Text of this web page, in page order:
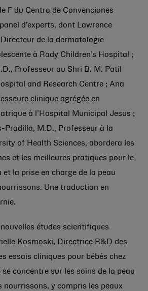
F du Centro de Convenciones
d’experts, dont Lawrence
de la dermatologie
à Rady Children’s Hospital ;
Professeur au Shri B. M. Patil
and Research Centre ; Ana
clinique agrégée en
à l’Hospital Municipal Jesus ;
Pradilla, M.D., Professeur à la
of Health Sciences, abordera les
et les meilleures pratiques pour le
la prise en charge de la peau
Une traduction en
études scientifiques
Kosmoski, Directrice R&D des
essais cliniques pour bébés chez
se concentre sur les soins de la peau
nourrissons, y compris les peaux